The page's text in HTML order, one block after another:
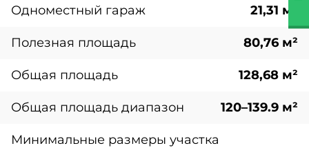
Одноместный гараж 21,31 м²
Полезная площадь 80,76 м²
Общая площадь 128,68 м²
Общая площадь диапазон 120–139.9 м²
Минимальные размеры участка